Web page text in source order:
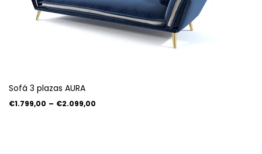
Sofá 3 plazas AURA
€1.799,00 – €2.099,00